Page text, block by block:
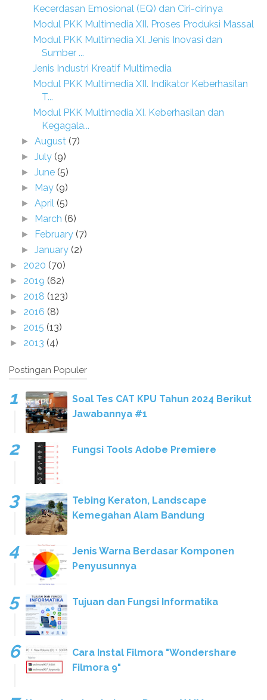
Kecerdasan Emosional (EQ) dan Ciri-cirinya
Modul PKK Multimedia XII. Proses Produksi Massal
Modul PKK Multimedia XI. Jenis Inovasi dan
Sumber ...
Jenis Industri Kreatif Multimedia
Modul PKK Multimedia XII. Indikator Keberhasilan
T...
Modul PKK Multimedia XI. Keberhasilan dan
Kegagala...
►August (7)
►July (9)
►June (5)
► May (9)
►April (5)
► March (6)
► February (7)
►January (2)
► 2020 (70)
► 2019 (62)
► 2018 (123)
► 2016 (8)
► 2015 (13)
► 2013 (4)
Postingan Populer
Soal Tes CAT KPU Tahun 2024 Berikut
Jawabannya #1
Fungsi Tools Adobe Premiere
Tebing Keraton, Landscape
Kemegahan Alam Bandung
Jenis Warna Berdasar Komponen
Penyusunnya
Tujuan dan Fungsi Informatika
Cara Instal Filmora "Wondershare
Filmora 9"